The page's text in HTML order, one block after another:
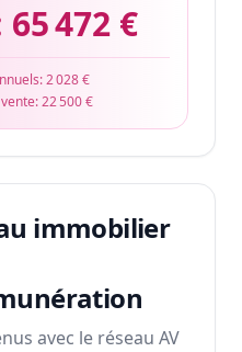
65 472 €
2 028 €
22 500 €
immobilier
avec le réseau AV